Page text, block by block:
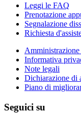
Leggi le FAQ
Prenotazione
Segnalazione
Richiesta
Amministrazione
Informativa
Note legali
Dichiarazione di
Piano di
Seguici su